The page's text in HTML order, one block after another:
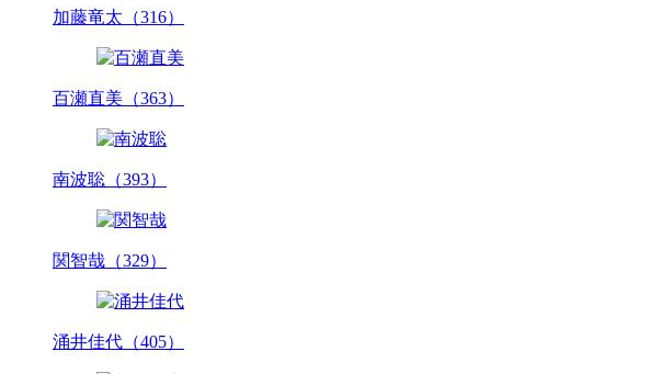
加藤竜太（316）
百瀬直美（363）
南波聡（393）
関智哉（329）
涌井佳代（405）